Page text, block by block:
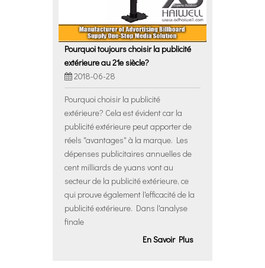
Pourquoi toujours choisir la publicité
extérieure au 21e siècle?
2018-06-28
Pourquoi choisir la publicité
extérieure? Cela est évident car la
publicité extérieure peut apporter de
réels "avantages" à la marque. Les
dépenses publicitaires annuelles de
cent milliards de yuans vont au
secteur de la publicité extérieure, ce
qui prouve également l'efficacité de la
publicité extérieure. Dans l'analyse
finale
En Savoir Plus